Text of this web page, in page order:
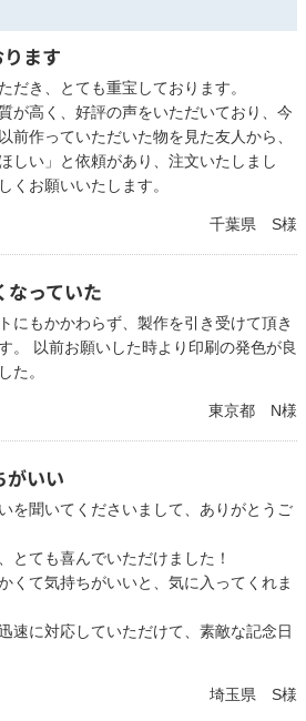
ます
だき、とても重宝しております。
が高く、好評の声をいただいており、今
前作っていただいた物を見た友人から、
しい」と依頼があり、注文いたしまし
くお願いいたします。
千葉県 S様
なっていた
にもかかわらず、製作を引き受けて頂き
。 以前お願いした時より印刷の発色が良
た。
東京都 N様
がいい
を聞いてくださいまして、ありがとうご
とても喜んでいただけました！
くて気持ちがいいと、気に入ってくれま
速に対応していただけて、素敵な記念日
埼玉県 S様